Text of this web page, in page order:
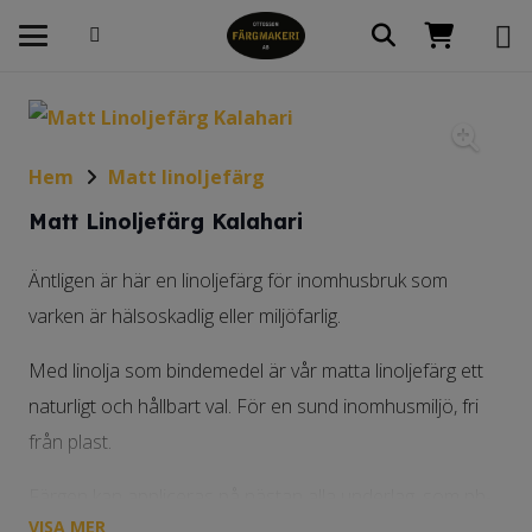
Hem
Matt linoljefärg
Matt Linoljefärg Kalahari
Äntligen är här en linoljefärg för inomhusbruk som
varken är hälsoskadlig eller miljöfarlig.
Med linolja som bindemedel är vår matta linoljefärg ett
naturligt och hållbart val. För en sund inomhusmiljö, fri
från plast.
VISA MER